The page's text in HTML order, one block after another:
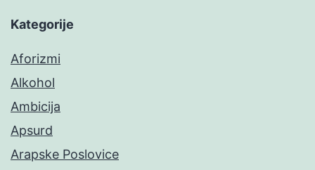
Kategorije
Aforizmi
Alkohol
Ambicija
Apsurd
Arapske Poslovice